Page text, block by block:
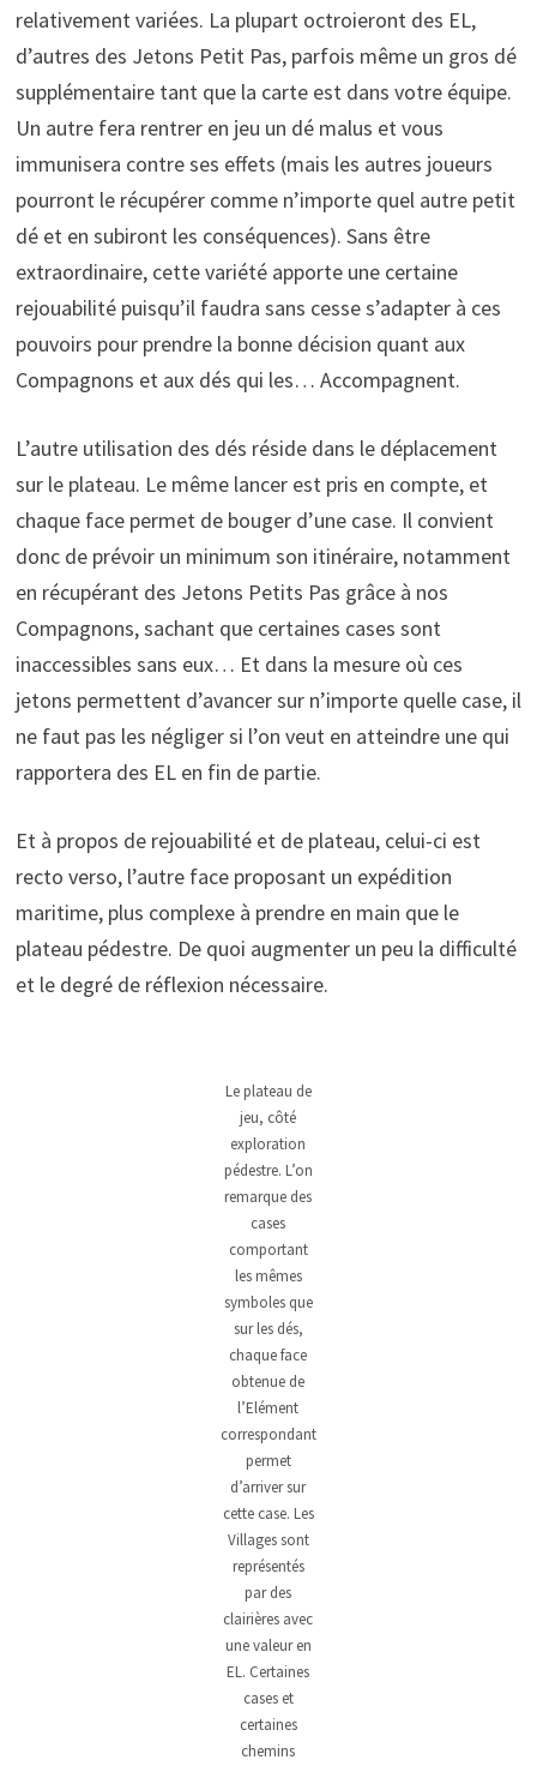
relativement variées. La plupart octroieront des EL,
d’autres des Jetons Petit Pas, parfois même un gros dé
supplémentaire tant que la carte est dans votre équipe.
Un autre fera rentrer en jeu un dé malus et vous
immunisera contre ses effets (mais les autres joueurs
pourront le récupérer comme n’importe quel autre petit
dé et en subiront les conséquences). Sans être
extraordinaire, cette variété apporte une certaine
rejouabilité puisqu’il faudra sans cesse s’adapter à ces
pouvoirs pour prendre la bonne décision quant aux
Compagnons et aux dés qui les… Accompagnent.
L’autre utilisation des dés réside dans le déplacement
sur le plateau. Le même lancer est pris en compte, et
chaque face permet de bouger d’une case. Il convient
donc de prévoir un minimum son itinéraire, notamment
en récupérant des Jetons Petits Pas grâce à nos
Compagnons, sachant que certaines cases sont
inaccessibles sans eux… Et dans la mesure où ces
jetons permettent d’avancer sur n’importe quelle case, il
ne faut pas les négliger si l’on veut en atteindre une qui
rapportera des EL en fin de partie.
Et à propos de rejouabilité et de plateau, celui-ci est
recto verso, l’autre face proposant un expédition
maritime, plus complexe à prendre en main que le
plateau pédestre. De quoi augmenter un peu la difficulté
et le degré de réflexion nécessaire.
Le plateau de
jeu, côté
exploration
pédestre. L’on
remarque des
cases
comportant
les mêmes
symboles que
sur les dés,
chaque face
obtenue de
l’Elément
correspondant
permet
d’arriver sur
cette case. Les
Villages sont
représentés
par des
clairières avec
une valeur en
EL. Certaines
cases et
certaines
chemins